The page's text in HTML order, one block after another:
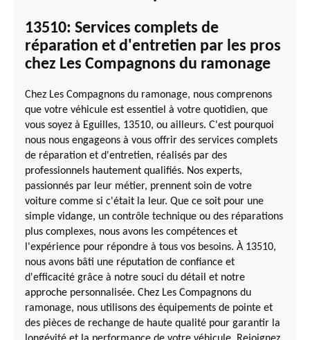
13510: Services complets de
réparation et d'entretien par les pros
chez Les Compagnons du ramonage
Chez Les Compagnons du ramonage, nous comprenons
que votre véhicule est essentiel à votre quotidien, que
vous soyez à Eguilles, 13510, ou ailleurs. C'est pourquoi
nous nous engageons à vous offrir des services complets
de réparation et d'entretien, réalisés par des
professionnels hautement qualifiés. Nos experts,
passionnés par leur métier, prennent soin de votre
voiture comme si c'était la leur. Que ce soit pour une
simple vidange, un contrôle technique ou des réparations
plus complexes, nous avons les compétences et
l'expérience pour répondre à tous vos besoins. À 13510,
nous avons bâti une réputation de confiance et
d'efficacité grâce à notre souci du détail et notre
approche personnalisée. Chez Les Compagnons du
ramonage, nous utilisons des équipements de pointe et
des pièces de rechange de haute qualité pour garantir la